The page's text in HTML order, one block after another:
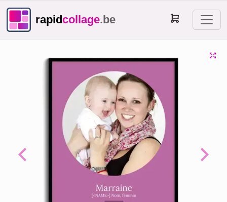
rapidcollage.be
Previous Next